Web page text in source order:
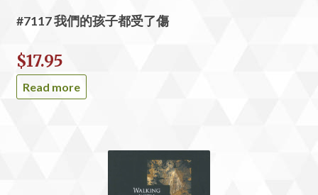
#7117 我們的孩子都受了傷
$17.95
Read more